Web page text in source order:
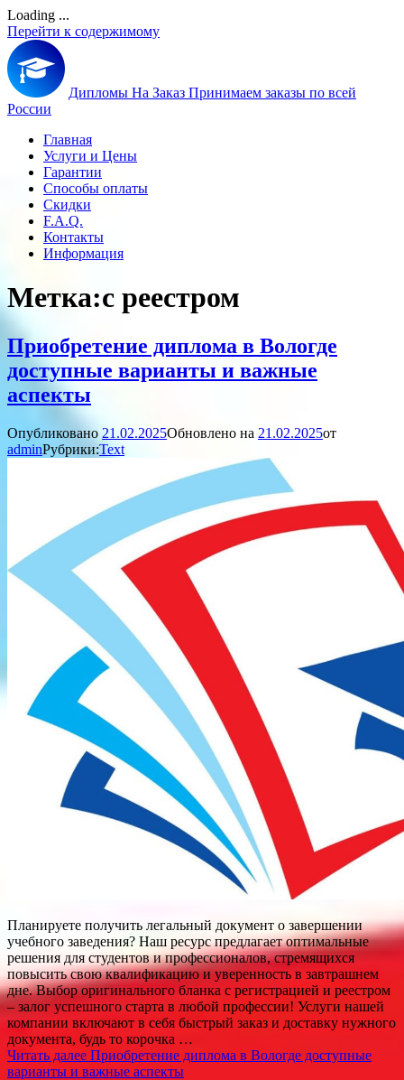
Loading ...
Перейти к содержимому
Дипломы На Заказ Принимаем заказы по всей
России
Главная
Услуги и Цены
Гарантии
Способы оплаты
Скидки
F.A.Q.
Контакты
Информация
Метка:с реестром
Приобретение диплома в Вологде
доступные варианты и важные
аспекты
Опубликовано 21.02.2025Обновлено на 21.02.2025от
adminРубрики:Text
Планируете получить легальный документ о завершении
учебного заведения? Наш ресурс предлагает оптимальные
решения для студентов и профессионалов, стремящихся
повысить свою квалификацию и уверенность в завтрашнем
дне. Выбор оригинального бланка с регистрацией и реестром
– залог успешного старта в любой профессии! Услуги нашей
компании включают в себя быстрый заказ и доставку нужного
документа, будь то корочка …
Читать далее Приобретение диплома в Вологде доступные
варианты и важные аспекты